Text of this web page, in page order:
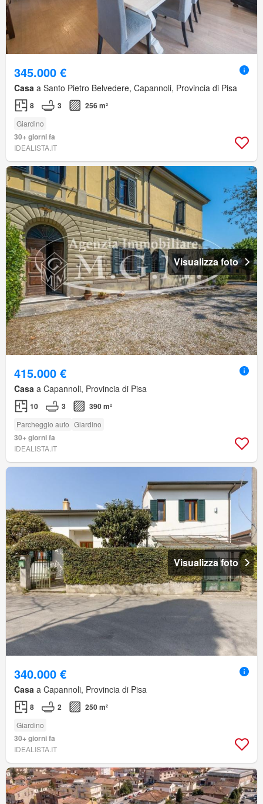
345.000 €
Casa a Santo Pietro Belvedere, Capannoli, Provincia di Pisa
8 3 256 m²
Giardino
30+ giorni fa
IDEALISTA.IT
Visualizza foto
415.000 €
Casa a Capannoli, Provincia di Pisa
10 3 390 m²
Parcheggio auto Giardino
30+ giorni fa
IDEALISTA.IT
Visualizza foto
340.000 €
Casa a Capannoli, Provincia di Pisa
8 2 250 m²
Giardino
30+ giorni fa
IDEALISTA.IT